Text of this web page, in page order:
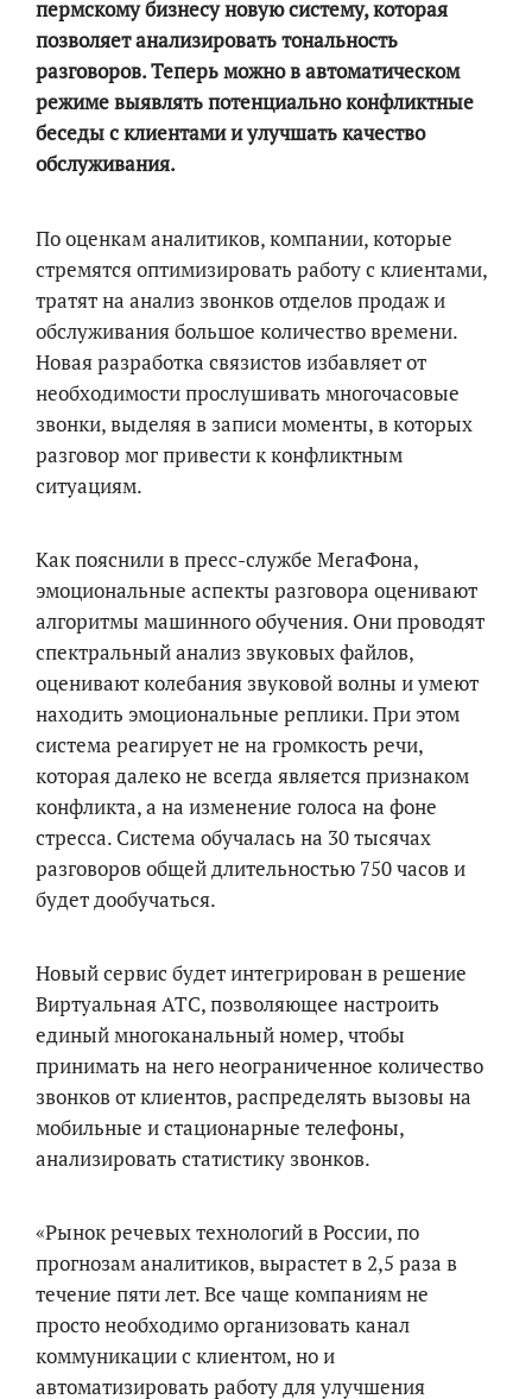
пермскому бизнесу новую систему, которая
позволяет анализировать тональность
разговоров. Теперь можно в автоматическом
режиме выявлять потенциально конфликтные
беседы с клиентами и улучшать качество
обслуживания.
По оценкам аналитиков, компании, которые
стремятся оптимизировать работу с клиентами,
тратят на анализ звонков отделов продаж и
обслуживания большое количество времени.
Новая разработка связистов избавляет от
необходимости прослушивать многочасовые
звонки, выделяя в записи моменты, в которых
разговор мог привести к конфликтным
ситуациям.
Как пояснили в пресс-службе МегаФона,
эмоциональные аспекты разговора оценивают
алгоритмы машинного обучения. Они проводят
спектральный анализ звуковых файлов,
оценивают колебания звуковой волны и умеют
находить эмоциональные реплики. При этом
система реагирует не на громкость речи,
которая далеко не всегда является признаком
конфликта, а на изменение голоса на фоне
стресса. Система обучалась на 30 тысячах
разговоров общей длительностью 750 часов и
будет дообучаться.
Новый сервис будет интегрирован в решение
Виртуальная АТС, позволяющее настроить
единый многоканальный номер, чтобы
принимать на него неограниченное количество
звонков от клиентов, распределять вызовы на
мобильные и стационарные телефоны,
анализировать статистику звонков.
«Рынок речевых технологий в России, по
прогнозам аналитиков, вырастет в 2,5 раза в
течение пяти лет. Все чаще компаниям не
просто необходимо организовать канал
коммуникации с клиентом, но и
автоматизировать работу для улучшения